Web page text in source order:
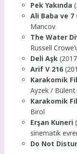
Pek Yakında
Ali Baba ve 7
Mancov
The Water
Russell
Deli Aşk
Arif V 216
Karakomik
Ayzek / Bülent
Karakomik
Birol
Erşan Kuneri
sinematik
Do Not